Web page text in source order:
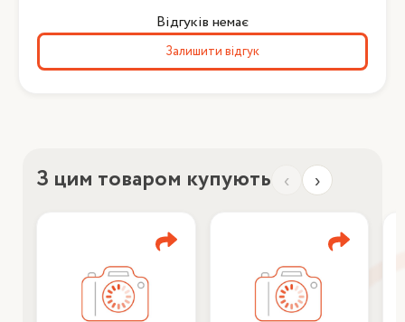
Відгуків немає
Залишити відгук
З цим товаром купують ‹ ›